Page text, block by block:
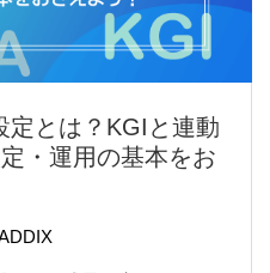
定とは？KGIと連動
・運用の基本をお